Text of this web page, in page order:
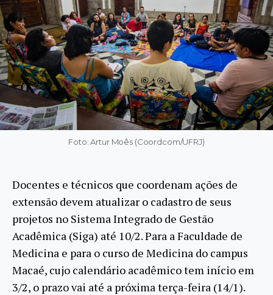
Foto: Artur Moês (Coordcom/UFRJ)
Docentes e técnicos que coordenam ações de
extensão devem atualizar o cadastro de seus
projetos no Sistema Integrado de Gestão
Acadêmica (Siga) até 10/2. Para a Faculdade de
Medicina e para o curso de Medicina do campus
Macaé, cujo calendário acadêmico tem início em
3/2, o prazo vai até a próxima terça-feira (14/1).